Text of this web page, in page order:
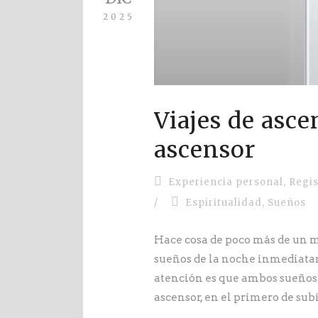
2025
Viajes de
ascensor
Experiencia personal,
/
Espiritualidad , Sueños
Hace cosa de poco más de un
sueños de la noche
atención es que ambos
ascensor, en el primero de